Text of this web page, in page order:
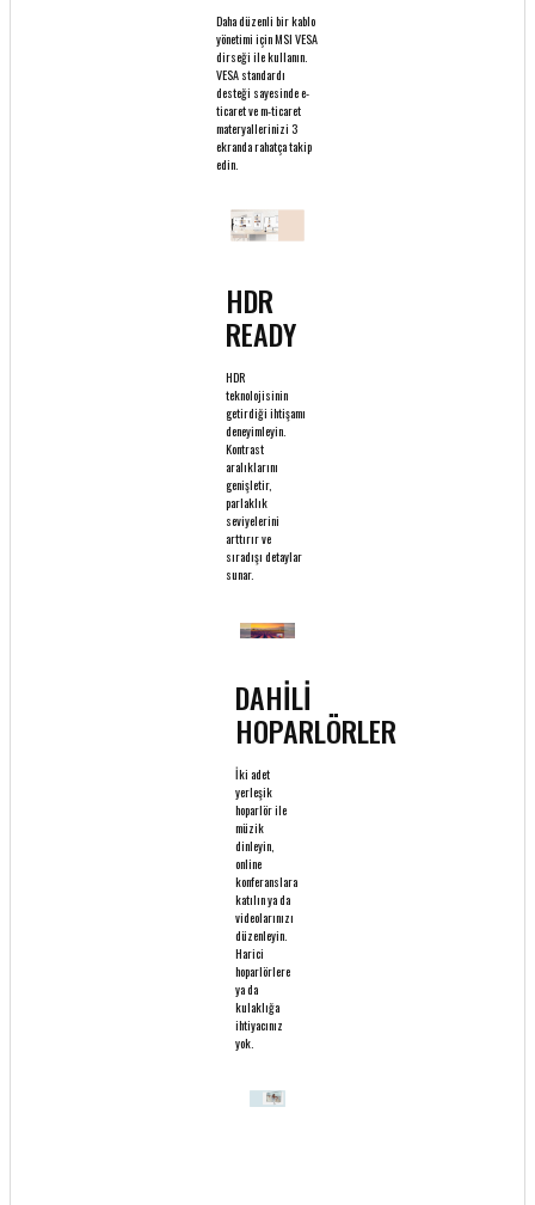
Daha düzenli bir kablo
yönetimi için MSI VESA
dirseği ile kullanın.
VESA standardı
desteği sayesinde e-
ticaret ve m-ticaret
materyallerinizi 3
ekranda rahatça takip
edin.
HDR
READY
HDR
teknolojisinin
getirdiği ihtişamı
deneyimleyin.
Kontrast
aralıklarını
genişletir,
parlaklık
seviyelerini
arttırır ve
sıradışı detaylar
sunar.
DAHİLİ
HOPARLÖRLER
İki adet
yerleşik
hoparlör ile
müzik
dinleyin,
online
konferanslara
katılın ya da
videolarınızı
düzenleyin.
Harici
hoparlörlere
ya da
kulaklığa
ihtiyacınız
yok.